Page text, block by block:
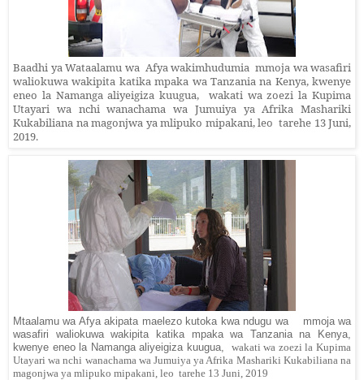
Baadhi ya Wataalamu wa Afya wakimhudumia mmoja wa wasafiri
waliokuwa wakipita katika mpaka wa Tanzania na Kenya, kwenye
eneo la Namanga aliyeigiza kuugua, wakati wazoezila Kupima
Utayari wa nchi wanachama wa Jumuiya ya Afrika Mashariki
Kukabiliana na magonjwa ya mlipuko mipakani,leo tarehe 13 Juni,
2019.
Mtaalamu wa Afya akipata maelezo kutoka kwa ndugu wa mmoja wa
wasafiri waliokuwa wakipita katika mpaka wa Tanzania na Kenya,
kwenye eneo la Namanga aliyeigiza kuugua, wakati wa zoezila Kupima
Utayari wa nchi wanachama wa Jumuiya ya Afrika Mashariki Kukabiliana na
magonjwa ya mlipuko mipakani, leo tarehe 13 Juni, 2019